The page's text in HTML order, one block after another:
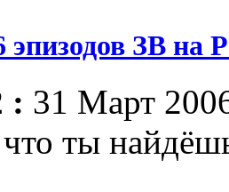
эпизодов ЗВ на
: 31 Март
ты